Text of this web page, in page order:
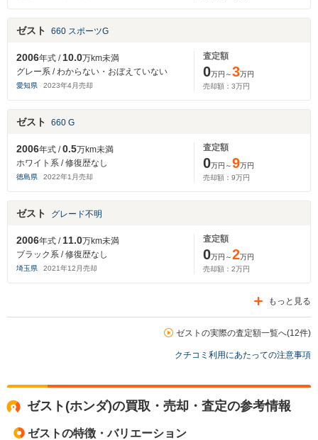
ゼスト 660 スポーツG
2006年式 /10.0万km未満
グレー系 / わからない・おぼえていない
愛知県 2023年4月売却
査定額
0万円～3万円
売却額： 3万円
ゼスト 660 G
2006年式 /0.5万km未満
ホワイト系 / 修復歴なし
徳島県 2022年1 月売却
査定額
0万円～9万円
売却額： 9万円
ゼスト グレード不明
2006年式 /11.0万km未満
ブラック系 / 修復歴なし
埼玉県 2021年12 月売却
査定額
0万円～2万円
売却額： 2万円
もっと見る
ゼストの実際の査定額一覧へ(12件)
クチコミ利用にあたっての注意事項
ゼスト(ホンダ)の買取・売却・査定の参考情報
ゼストの特徴・バリエーション